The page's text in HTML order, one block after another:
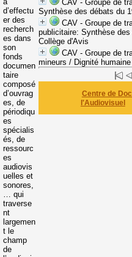
CAV - Groupe de
Synthèse des débats du
CAV - Groupe de
publicitaire: Synthèse
Collège d'Avis
CAV - Groupe de
mineurs / Dignité humaine
Centre de
l'Audiovisuel
d’effectu
er des
recherch
es dans
son
fonds
documen
taire
composé
d’ouvrag
es, de
périodiqu
es
spécialis
és, de
ressourc
es
audiovis
uelles et
sonores,
… qui
traverse
nt
largemen
t le
champ
de